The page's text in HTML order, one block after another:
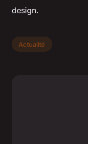
design.
Actualité